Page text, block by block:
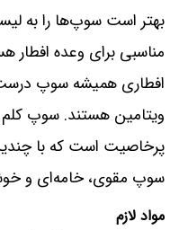
بهتر است سوپ‌ها را به
مناسبی برای وعده
افطاری همیشه سوپ درست
ویتامین هستند. سوپ
پرخاصیت است که با
سوپ مقوی، خامه‌ای و
مواد لازم